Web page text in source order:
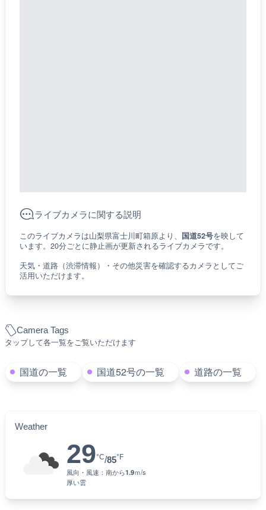
Camera Tags
タップして各一覧をご覧いただけます
国道の一覧 国道52号の一覧 道路の一覧
Weather
29°C/85°F
風向・風速： 南から1.9ｍ/s
厚い雲
ライブカメラに関する説明
このライブカメラは山梨県富士川町箱原より、 国道52号を映して
います。20分ごとに静止画が更新されるライブカメラです。
天気・道路（渋滞情報）・その他災害を確認するカメラとしてご
活用いただけます。